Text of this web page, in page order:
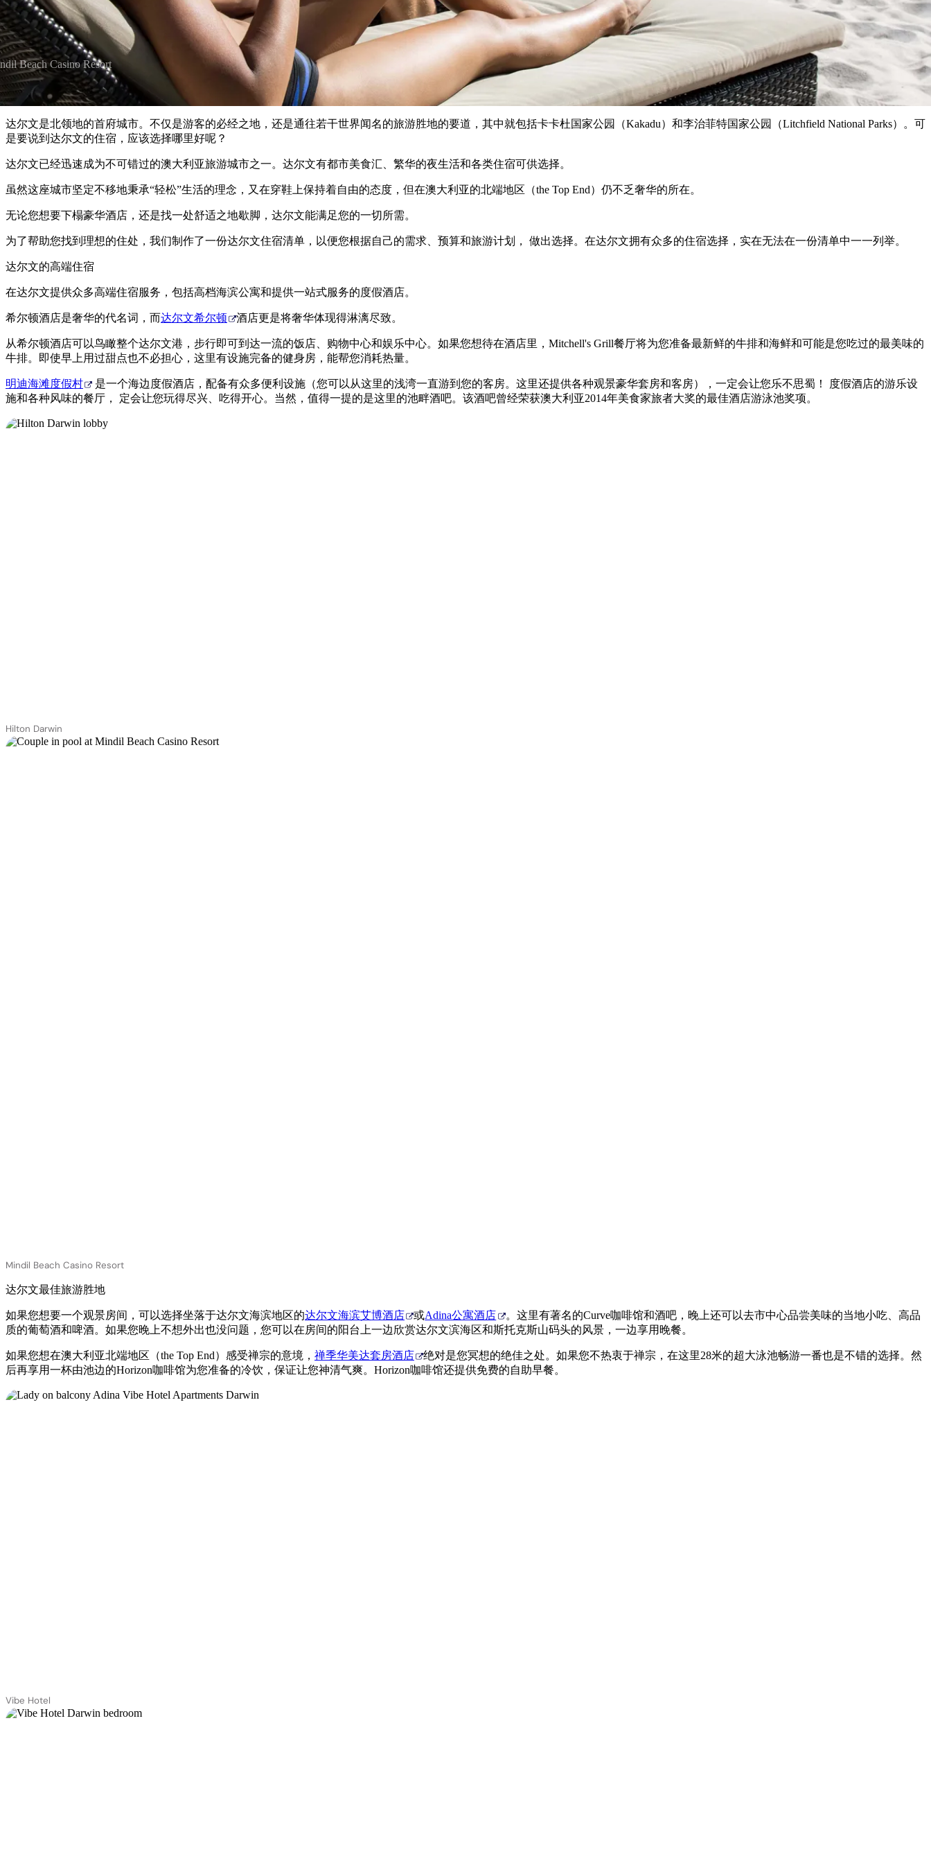
Beach Casino Resort
达尔文是北领地的首府城市。不仅是游客的必经之地，还是通往若干世界闻名的旅游胜地的要道，其中就包括卡卡杜国家公园（Kakadu）和李治菲特国家公园（Litchfield National Parks）。可
是要说到达尔文的住宿，应该选择哪里好呢？
达尔文已经迅速成为不可错过的澳大利亚旅游城市之一。达尔文有都市美食汇、繁华的夜生活和各类住宿可供选择。
虽然这座城市坚定不移地秉承“轻松”生活的理念，又在穿鞋上保持着自由的态度，但在澳大利亚的北端地区（the Top End）仍不乏奢华的所在。
无论您想要下榻豪华酒店，还是找一处舒适之地歇脚，达尔文能满足您的一切所需。
为了帮助您找到理想的住处，我们制作了一份达尔文住宿清单，以便您根据自己的需求、预算和旅游计划， 做出选择。在达尔文拥有众多的住宿选择，实在无法在一份清单中一一列举。
达尔文的高端住宿
在达尔文提供众多高端住宿服务，包括高档海滨公寓和提供一站式服务的度假酒店。
希尔顿酒店是奢华的代名词，而达尔文希尔顿 酒店更是将奢华体现得淋漓尽致。
从希尔顿酒店可以鸟瞰整个达尔文港，步行即可到达一流的饭店、购物中心和娱乐中心。如果您想待在酒店里，Mitchell's Grill餐厅将为您准备最新鲜的牛排和海鲜和可能是您吃过的最美味的
牛排。即使早上用过甜点也不必担心，这里有设施完备的健身房，能帮您消耗热量。
明迪海滩度假村
是一个海边度假酒店，配备有众多便利设施（您可以从这里的浅湾一直游到您的客房。这里还提供各种观景豪华套房和客房），一定会让您乐不思蜀！ 度假酒店的游乐设
施和各种风味的餐厅， 定会让您玩得尽兴、吃得开心。当然，值得一提的是这里的池畔酒吧。该酒吧曾经荣获澳大利亚2014年美食家旅者大奖的最佳酒店游泳池奖项。
Hilton Darwin
Mindil Beach Casino Resort
达尔文最佳旅游胜地
如果您想要一个观景房间，可以选择坐落于达尔文海滨地区的达尔文海滨艾博酒店 或Adina公寓酒店
。这里有著名的Curve咖啡馆和酒吧，晚上还可以去市中心品尝美味的当地小吃、高品
质的葡萄酒和啤酒。如果您晚上不想外出也没问题，您可以在房间的阳台上一边欣赏达尔文滨海区和斯托克斯山码头的风景，一边享用晚餐。
如果您想在澳大利亚北端地区（the Top End）感受禅宗的意境， 禅季华美达套房酒店
绝对是您冥想的绝佳之处。如果您不热衷于禅宗，在这里28米的超大泳池畅游一番也是不错的选择。然
后再享用一杯由池边的Horizon咖啡馆为您准备的冷饮，保证让您神清气爽。Horizon咖啡馆还提供免费的自助早餐。
Vibe Hotel